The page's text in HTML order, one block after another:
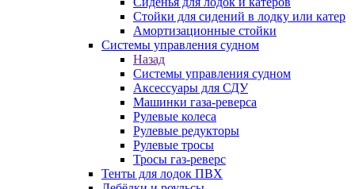
Стойки для сидений в лодку или катер
Амортизационные стойки
Системы управления судном
Назад
Системы управления судном
Аксессуары для СДУ
Машинки газа-реверса
Рулевые колеса
Рулевые редукторы
Рулевые тросы
Тросы газ-реверс
Тенты для лодок ПВХ